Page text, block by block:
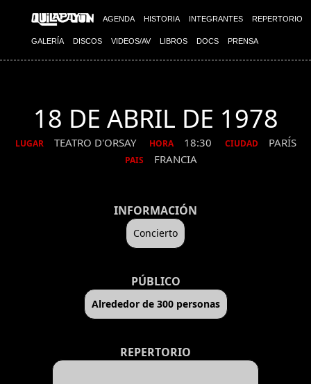
AGENDA HISTORIA INTEGRANTES REPERTORIO
GALERÍA DISCOS VIDEOS/AV LIBROS DOCS PRENSA
18 DE ABRIL DE 1978
LUGAR TEATRO D'ORSAY HORA 18:30 CIUDAD PARÍS
PAIS FRANCIA
INFORMACIÓN
Concierto
PÚBLICO
Alrededor de 300 personas
REPERTORIO